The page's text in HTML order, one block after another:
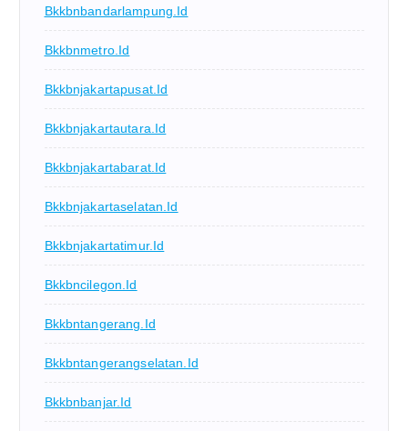
Bkkbnbandarlampung.id
Bkkbnmetro.id
Bkkbnjakartapusat.id
Bkkbnjakartautara.id
Bkkbnjakartabarat.id
Bkkbnjakartaselatan.id
Bkkbnjakartatimur.id
Bkkbncilegon.id
Bkkbntangerang.id
Bkkbntangerangselatan.id
Bkkbnbanjar.id